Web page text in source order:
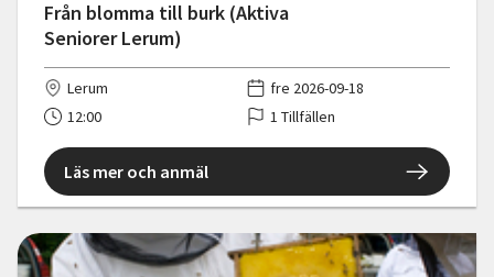
Från blomma till burk (Aktiva
Seniorer Lerum)
Lerum
fre 2026-09-18
12:00
1 Tillfällen
Läs mer och anmäl